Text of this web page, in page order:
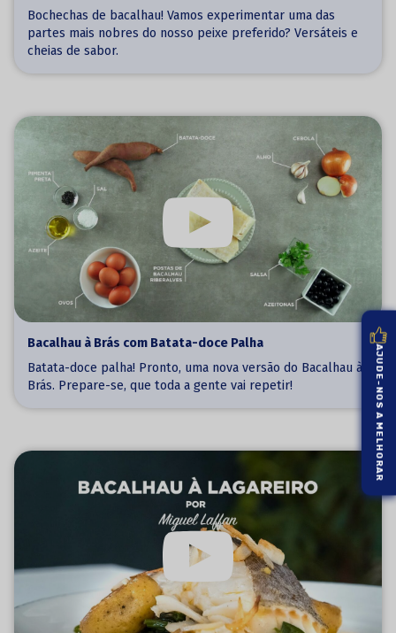
Bochechas de bacalhau! Vamos experimentar uma das
partes mais nobres do nosso peixe preferido? Versáteis e
cheias de sabor.
Bacalhau à Brás com Batata-doce Palha
Batata-doce palha! Pronto, uma nova versão do Bacalhau à
Brás. Prepare-se, que toda a gente vai repetir!
AJUDE-NOS A MELHORAR